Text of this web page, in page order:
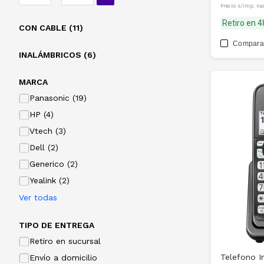
CON CABLE (11)
INALÁMBRICOS (6)
MARCA
Panasonic (19)
HP (4)
Vtech (3)
Dell (2)
Generico (2)
Yealink (2)
Ver todas
TIPO DE ENTREGA
Retiro en sucursal
Envío a domicilio
Precio s/imp.
Retiro en
Telefono